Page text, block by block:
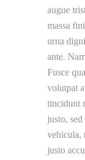
augue
massa
urna
ante.
Fusce
volutpat
tincidunt
justo,
vehicula,
justo